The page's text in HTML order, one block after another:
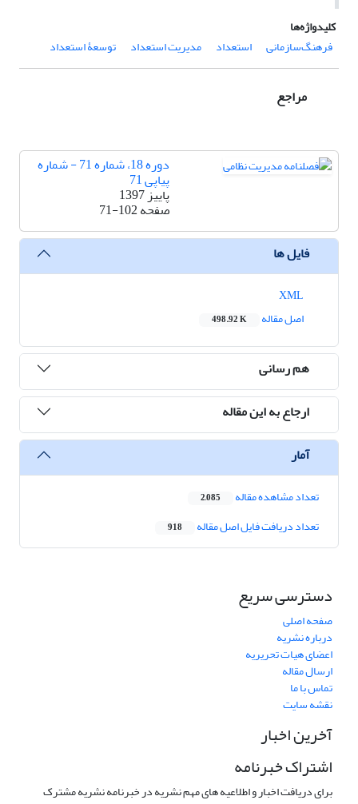
کلیدواژه‌ها
فرهنگ‌سازمانی
استعداد مدیریت استعداد توسعۀ استعداد
مراجع
دوره 18، شماره 71 - شماره
پیاپی 71
پاییز 1397
صفحه71-102
فایل ها
اصل مقاله
498.92 K
هم رسانی
ارجاع به این مقاله
آمار
تعداد مشاهده مقاله 2,085
تعداد دریافت فایل اصل مقاله 918
دسترسی سریع
صفحه اصلی
درباره نشریه
اعضای هیات تحریریه
ارسال مقاله
تماس با ما
نقشه سایت
آخرین اخبار
اشتراک خبرنامه
برای دریافت اخبار و اطلاعیه های مهم نشریه در خبرنامه نشریه مشترک